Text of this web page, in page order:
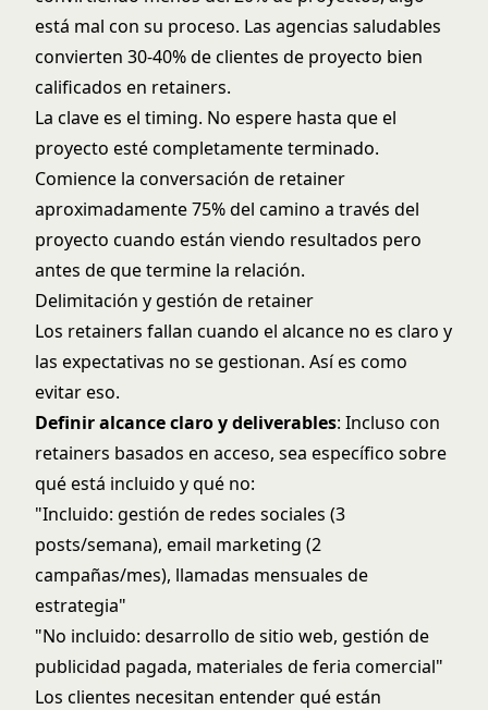
está mal con su proceso. Las agencias saludables
convierten 30-40% de clientes de proyecto bien
calificados en retainers.
La clave es el timing. No espere hasta que el
proyecto esté completamente terminado.
Comience la conversación de retainer
aproximadamente 75% del camino a través del
proyecto cuando están viendo resultados pero
antes de que termine la relación.
Delimitación y gestión de retainer
Los retainers fallan cuando el alcance no es claro y
las expectativas no se gestionan. Así es como
evitar eso.
Definir alcance claro y deliverables: Incluso con
retainers basados en acceso, sea específico sobre
qué está incluido y qué no:
"Incluido: gestión de redes sociales (3
posts/semana), email marketing (2
campañas/mes), llamadas mensuales de
estrategia"
"No incluido: desarrollo de sitio web, gestión de
publicidad pagada, materiales de feria comercial"
Los clientes necesitan entender qué están